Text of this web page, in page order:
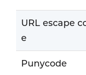
URL escape
e
Punycode